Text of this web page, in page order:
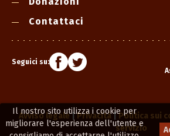
Il nostro sito utilizza i cookie per
migliorare l'esperienza dell'utente e
Contattaci
Seguici su:
Avviso legale|Privacità|Politica sui
servizio